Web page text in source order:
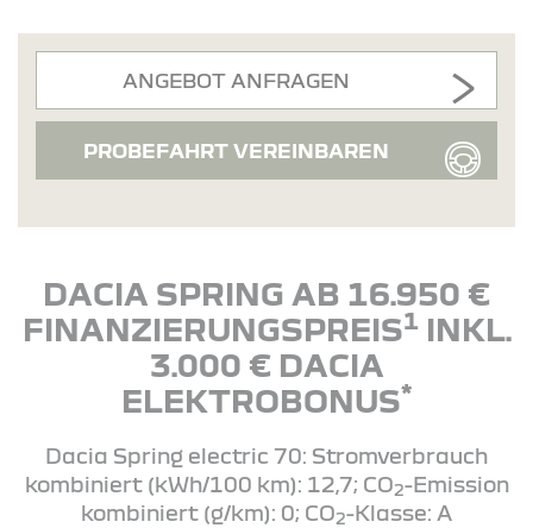
ANGEBOT ANFRAGEN
PROBEFAHRT VEREINBAREN
DACIA SPRING AB 16.950 €
FINANZIERUNGSPREIS1INKL.
3.000 € DACIA
ELEKTROBONUS*
Dacia Spring electric 70: Stromverbrauch
kombiniert (kWh/100 km): 12,7; CO2-Emission
kombiniert (g/km): 0; CO2-Klasse: A